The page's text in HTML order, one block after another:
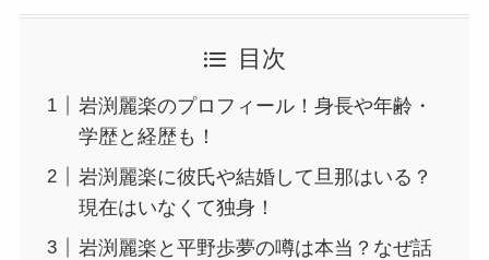
目次
岩渕麗楽のプロフィール！身長や年齢・
学歴と経歴も！
岩渕麗楽に彼氏や結婚して旦那はいる？
現在はいなくて独身！
岩渕麗楽と平野歩夢の噂は本当？なぜ話